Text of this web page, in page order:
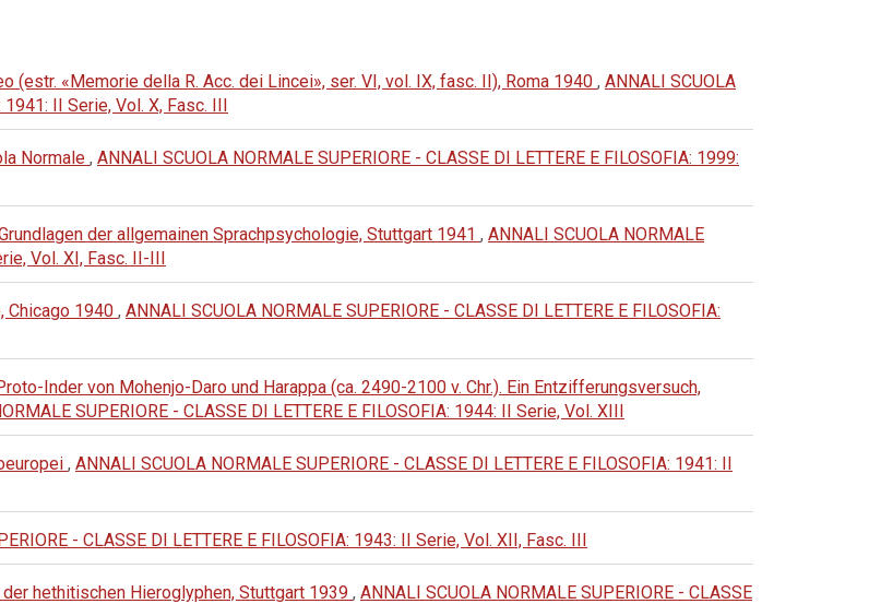
(estr. «Memorie della R. Acc. dei Lincei», ser. VI, vol. IX, fasc. II), Roma 1940 , ANNALI SCUOLA
1941: II Serie, Vol. X, Fasc. III
Normale , ANNALI SCUOLA NORMALE SUPERIORE - CLASSE DI LETTERE E FILOSOFIA: 1999:
der allgemainen Sprachpsychologie, Stuttgart 1941 , ANNALI SCUOLA NORMALE
Vol. XI, Fasc. II-III
Chicago 1940 , ANNALI SCUOLA NORMALE SUPERIORE - CLASSE DI LETTERE E FILOSOFIA:
Inder von Mohenjo-Daro und Harappa (ca. 2490-2100 v. Chr.). Ein Entzifferungsversuch,
SUPERIORE - CLASSE DI LETTERE E FILOSOFIA: 1944: II Serie, Vol. XIII
, ANNALI SCUOLA NORMALE SUPERIORE - CLASSE DI LETTERE E FILOSOFIA: 1941: II
- CLASSE DI LETTERE E FILOSOFIA: 1943: II Serie, Vol. XII, Fasc. III
hethitischen Hieroglyphen, Stuttgart 1939 , ANNALI SCUOLA NORMALE SUPERIORE - CLASSE